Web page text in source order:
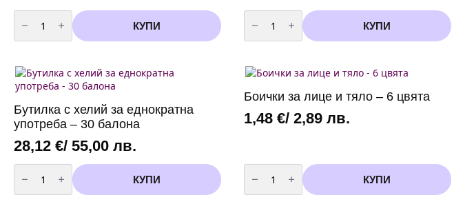
количество
за
Декоративни
LED
2
метра
+
-
бяла
топла
светлина
КУПИ
количество
за
Декоративни
LED
2
метра
+
батерии
-
бяла
студена
КУПИ
Бутилка с хелий за еднократна
употреба – 30 балона
28,12 €/ 55,00 лв.
количество
за
Бутилка
с
КУПИ
Боички за лице и тяло – 6 цвята
1,48€/ 2,89 лв.
количество
за
Боички
за
КУПИ